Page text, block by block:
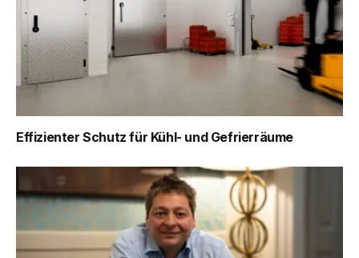
Effizienter Schutz für Kühl- und Gefrierräume